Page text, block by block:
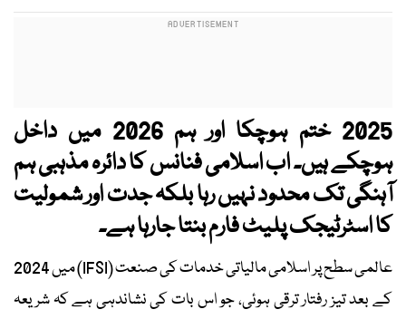
2025 ختم ہوچکا اور ہم 2026 میں داخل
ہوچکے ہیں۔ اب اسلامی فنانس کا دائرہ مذہبی ہم
آہنگی تک محدود نہیں رہا بلکہ جدت اور شمولیت
کا اسٹرٹیجک پلیٹ فارم بنتا جارہا ہے۔
عالمی سطح پر اسلامی مالیاتی خدمات کی صنعت (IFSI) میں 2024
کے بعد تیز رفتار ترقی ہوئی، جو اس بات کی نشاندہی ہے کہ شریعہ